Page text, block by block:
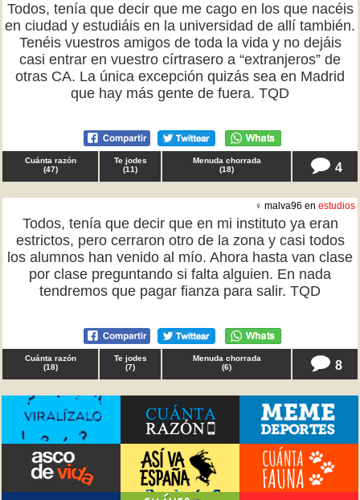
Todos, tenía que decir que me cago en los que nacéis
en ciudad y estudiáis en la universidad de allí también.
Tenéis vuestros amigos de toda la vida y no dejáis
casi entrar en vuestro círtrasero a “extranjeros” de
otras CA. La única excepción quizás sea en Madrid
que hay más gente de fuera. TQD
Cuánta razón
(47)
Te jodes
(11)
Menuda chorrada
(18) 4
♀ malva96 en estudios
Todos, tenía que decir que en mi instituto ya eran
estrictos, pero cerraron otro de la zona y casi todos
los alumnos han venido al mío. Ahora hasta van clase
por clase preguntando si falta alguien. En nada
tendremos que pagar fianza para salir. TQD
Cuánta razón
(18)
Te jodes
(7)
Menuda chorrada
(6) 8